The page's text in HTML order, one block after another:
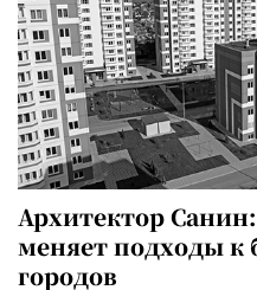
Архитектор
меняет подходы к
городов